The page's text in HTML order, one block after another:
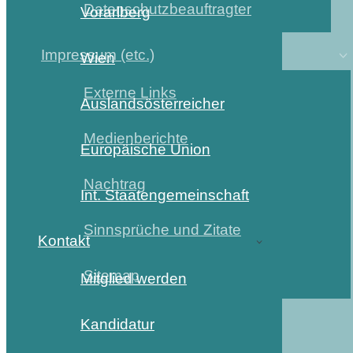
Datenschutzbeauftragter
Impressum (etc.)
Externe Links
Medienberichte
Nachtrag
Sinnsprüche und Zitate
Sitemap
Vorarlberg
Wien
Auslandsösterreicher
Europäische Union
Int. Staatengemeinschaft
Kontakt
Mitglied werden
Kandidatur